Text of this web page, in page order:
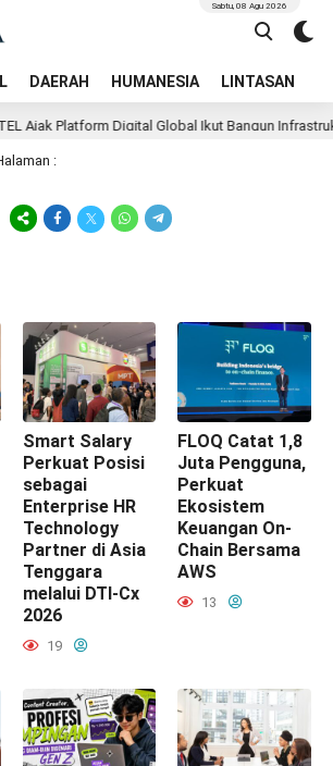
DAERAH HUMANESIA LINTASAN
Sabtu, 08 Agu 2026
Platform Digital Global Ikut Bangun
:
Smart Salary
Perkuat Posisi
sebagai
Enterprise HR
Technology
Partner di Asia
Tenggara
melalui DTI-Cx
2026
19
FLOQ Catat 1,8
Juta Pengguna,
Perkuat
Ekosistem
Keuangan On-
Chain Bersama
AWS
13